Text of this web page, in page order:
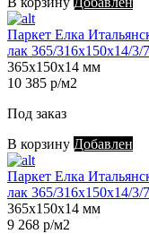
Паркет Елка
лак 365/316х150х14/3/
365х150х14 мм
10 385 р/м2
Под заказ
В корзину Добавлен
Паркет Елка
лак 365/316х150х14/3/
365х150х14 мм
9 268 р/м2